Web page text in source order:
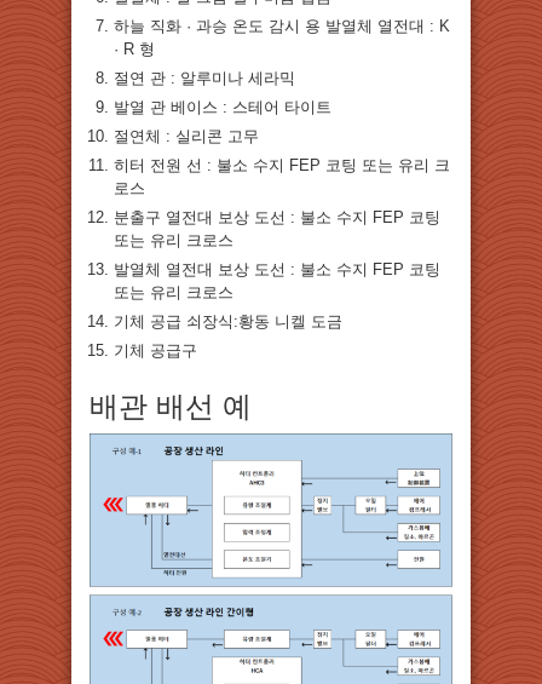
하늘 직화 · 과승 온도 감시 용 발열체 열전대 : K
· R 형
절연 관 : 알루미나 세라믹
발열 관 베이스 : 스테어 타이트
절연체 : 실리콘 고무
히터 전원 선 : 불소 수지 FEP 코팅 또는 유리 크
로스
분출구 열전대 보상 도선 : 불소 수지 FEP 코팅
또는 유리 크로스
발열체 열전대 보상 도선 : 불소 수지 FEP 코팅
또는 유리 크로스
기체 공급 쇠장식:황동 니켈 도금
기체 공급구
배관 배선 예